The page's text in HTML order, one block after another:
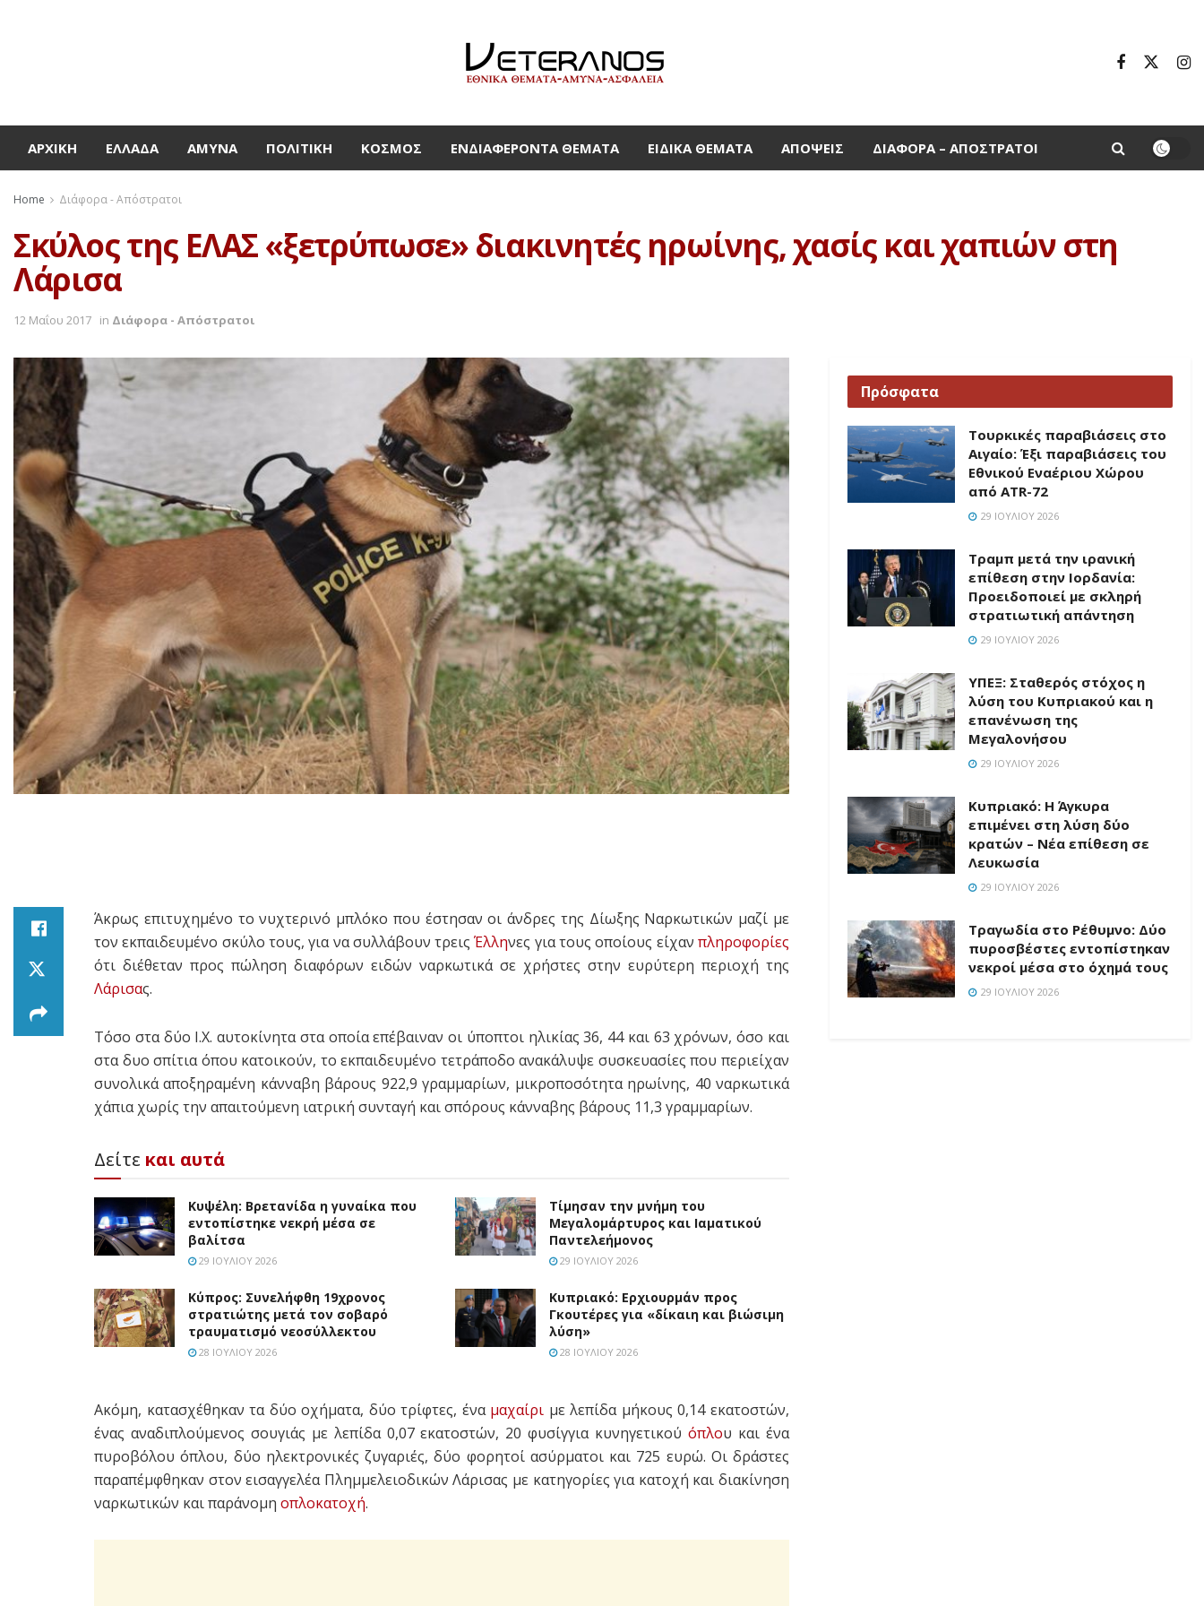
ΑΡΧΙΚΉ ΕΛΛΆΔΑ ΆΜΥΝΑ ΠΟΛΙΤΙΚΉ ΚΌΣΜΟΣ ΕΝΔΙΑΦΈΡΟΝΤΑ ΘΈΜΑΤΑ ΕΙΔΙΚΆ ΘΈΜΑΤΑ ΑΠΌΨΕΙΣ ΔΙΆΦΟΡΑ – ΑΠΌΣΤΡΑΤΟΙ
Home Διάφορα - Απόστρατοι
Σκύλος της ΕΛΑΣ «ξετρύπωσε» διακινητές ηρωίνης, χασίς και χαπιών στη
Λάρισα
12 Μαΐου 2017 in Διάφορα - Απόστρατοι
Άκρως επιτυχημένο το νυχτερινό μπλόκο που έστησαν οι άνδρες της Δίωξης Ναρκωτικών μαζί με
τον εκπαιδευμένο σκύλο τους, για να συλλάβουν τρειςΈλληνες για τους οποίους είχανπληροφορίες
ότι διέθεταν προς πώληση διαφόρων ειδών ναρκωτικά σε χρήστες στην ευρύτερη περιοχή της
Λάρισας.
Τόσο στα δύο Ι.Χ. αυτοκίνητα στα οποία επέβαιναν οι ύποπτοι ηλικίας 36, 44 και 63 χρόνων, όσο και
στα δυο σπίτια όπου κατοικούν, το εκπαιδευμένο τετράποδο ανακάλυψε συσκευασίες που περιείχαν
συνολικά αποξηραμένη κάνναβη βάρους 922,9 γραμμαρίων, μικροποσότητα ηρωίνης, 40 ναρκωτικά
χάπια χωρίς την απαιτούμενη ιατρική συνταγή και σπόρους κάνναβης βάρους 11,3 γραμμαρίων.
Δείτε και αυτά
Κυψέλη: Βρετανίδα η γυναίκα που
εντοπίστηκε νεκρή μέσα σε
βαλίτσα
29 ΙΟΥΛΊΟΥ 2026
Τίμησαν την μνήμη του
Μεγαλομάρτυρος και Ιαματικού
Παντελεήμονος
29 ΙΟΥΛΊΟΥ 2026
Κύπρος: Συνελήφθη 19χρονος
στρατιώτης μετά τον σοβαρό
τραυματισμό νεοσύλλεκτου
28 ΙΟΥΛΊΟΥ 2026
Κυπριακό: Ερχιουρμάν προς
Γκουτέρες για «δίκαιη και βιώσιμη
λύση»
28 ΙΟΥΛΊΟΥ 2026
Ακόμη, κατασχέθηκαν τα δύο οχήματα, δύο τρίφτες, ένα μαχαίρι με λεπίδα μήκους 0,14 εκατοστών,
ένας αναδιπλούμενος σουγιάς με λεπίδα 0,07 εκατοστών, 20 φυσίγγια κυνηγετικούόπλου και ένα
πυροβόλου όπλου, δύο ηλεκτρονικές ζυγαριές, δύο φορητοί ασύρματοι και 725 ευρώ. Οι δράστες
παραπέμφθηκαν στον εισαγγελέα Πλημμελειοδικών Λάρισας με κατηγορίες για κατοχή και διακίνηση
ναρκωτικών και παράνομη οπλοκατοχή.
Πρόσφατα
Τουρκικές παραβιάσεις στο
Αιγαίο: Έξι παραβιάσεις του
Εθνικού Εναέριου Χώρου
από ATR-72
29 ΙΟΥΛΊΟΥ 2026
Τραμπ μετά την ιρανική
επίθεση στην Ιορδανία:
Προειδοποιεί με σκληρή
στρατιωτική απάντηση
29 ΙΟΥΛΊΟΥ 2026
ΥΠΕΞ: Σταθερός στόχος η
λύση του Κυπριακού και η
επανένωση της
Μεγαλονήσου
29 ΙΟΥΛΊΟΥ 2026
Κυπριακό: Η Άγκυρα
επιμένει στη λύση δύο
κρατών – Νέα επίθεση σε
Λευκωσία
29 ΙΟΥΛΊΟΥ 2026
Τραγωδία στο Ρέθυμνο: Δύο
πυροσβέστες εντοπίστηκαν
νεκροί μέσα στο όχημά τους
29 ΙΟΥΛΊΟΥ 2026